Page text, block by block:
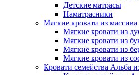
Детские матрасы
Наматрасники
Мягкие кровати из массива
Мягкие кровати из
Мягкие кровати из
Мягкие кровати из
Мягкие кровати из
Кровати семейства Альба